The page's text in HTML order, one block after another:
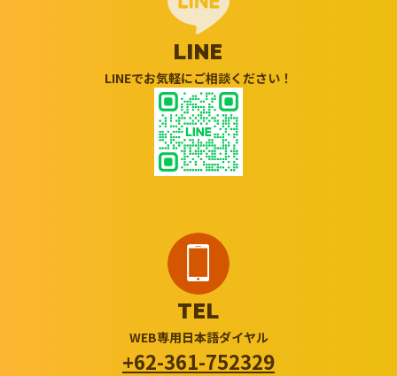
LINE
LINEでお気軽にご相談ください！
TEL
WEB専用日本語ダイヤル
+62-361-752329